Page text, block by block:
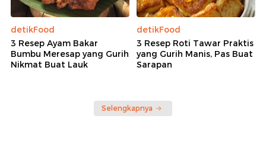
detikFood
3 Resep Ayam Bakar
Bumbu Meresap yang Gurih
Nikmat Buat Lauk
detikFood
3 Resep Roti Tawar Praktis
yang Gurih Manis, Pas Buat
Sarapan
Selengkapnya